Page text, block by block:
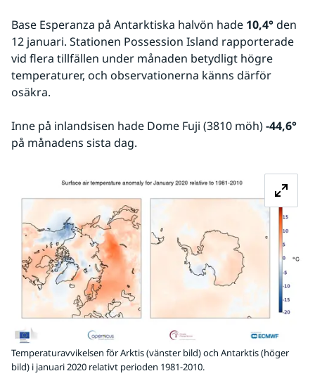
Base Esperanza på Antarktiska halvön hade 10,4° den
12 januari. Stationen Possession Island rapporterade
vid flera tillfällen under månaden betydligt högre
temperaturer, och observationerna känns därför
osäkra.
Inne på inlandsisen hade Dome Fuji (3810 möh) -44,6°
på månadens sista dag.
Temperaturavvikelsen för Arktis (vänster bild) och Antarktis (höger
bild) i januari 2020 relativt perioden 1981-2010.